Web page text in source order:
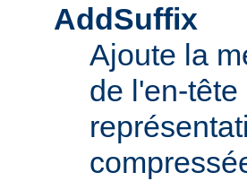
AddSuffix
Ajoute la
de l'en-